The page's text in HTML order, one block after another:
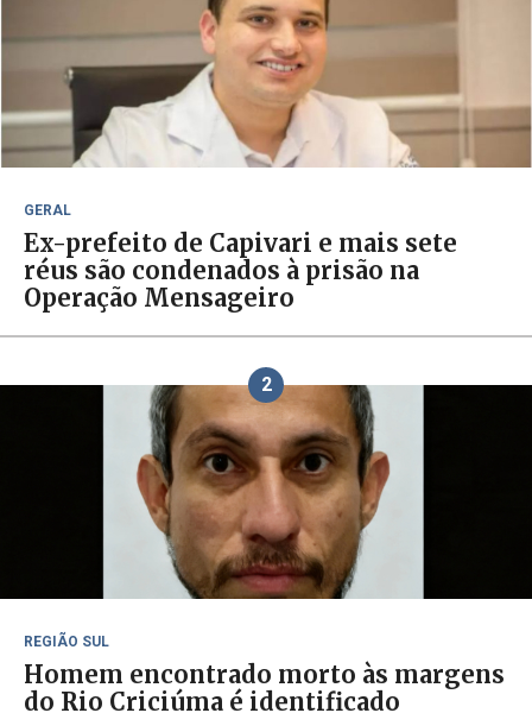
GERAL
Ex-prefeito de Capivari e mais sete
réus são condenados à prisão na
Operação Mensageiro
2
REGIÃO SUL
Homem encontrado morto às margens
do Rio Criciúma é identificado